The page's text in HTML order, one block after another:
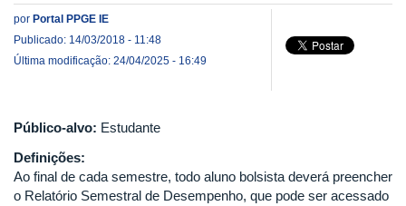
por Portal PPGE IE
Publicado: 14/03/2018 - 11:48
Última modificação: 24/04/2025 - 16:49
Público-alvo: Estudante
Definições:
Ao final de cada semestre, todo aluno bolsista deverá preencher
o Relatório Semestral de Desempenho, que pode ser acessado